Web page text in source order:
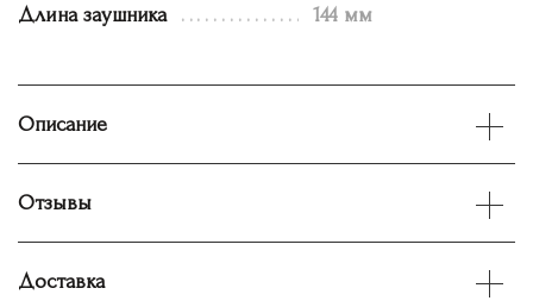
Длина заушника 144 мм
Описание
Отзывы
Доставка